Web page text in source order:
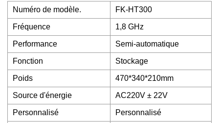
Numéro de modèle. FK-HT300
Fréquence 1,8 GHz
Performance Semi-automatique
Fonction Stockage
Poids 470*340*210mm
Source d'énergie AC220V ± 22V
Personnalisé Personnalisé